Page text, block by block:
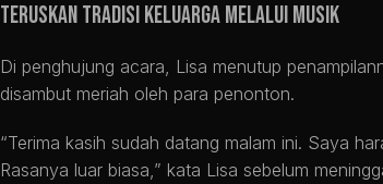
Teruskan Tradisi Keluarga Melalui Musik
Di penghujung acara, Lisa menutup
disambut meriah oleh para penonton.
“Terima kasih sudah datang malam ini. Saya
Rasanya luar biasa,” kata Lisa sebelum